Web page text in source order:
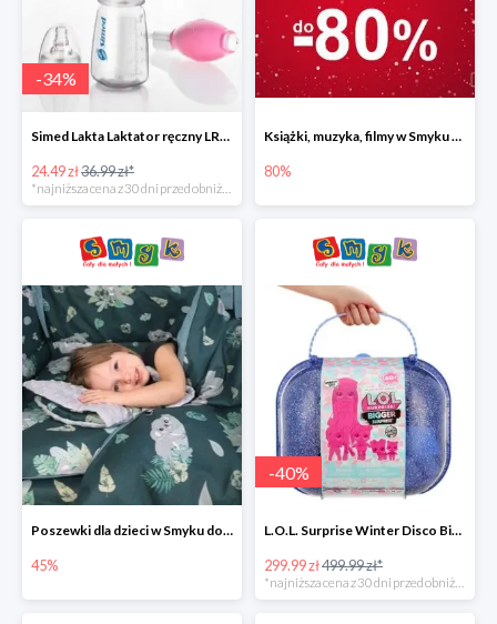
-34%
Simed Lakta Laktator ręczny LR-8 -34%
24.49 zł36.99 zł*
*najniższa cena z 30 dni przed obniżką
Książki, muzyka, filmy w Smyku do -80%
80%
Poszewki dla dzieci w Smyku do -45%
45%
-40%
L.O.L. Surprise Winter Disco Bigger Surprise Zestaw laleczek w walizce -40%
299.99 zł499.99 zł*